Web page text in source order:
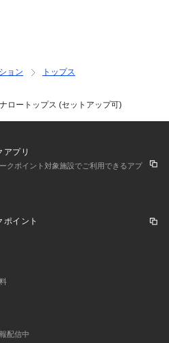
ですので、着用時や着脱時に過
グ・アクセサリー・身の周りの
っかかりにご注意ください。洗
トを使用するなど他のものとの
がありますので、お取扱いには
る場合もございますので、予めご
像の色味をご参照ください。
り扱いはございませんので、ご
ョン
トップス
ロートップス (セットアップ可)
アプリ
クポイント対象施設でご利用できるアプ
イント
配信中